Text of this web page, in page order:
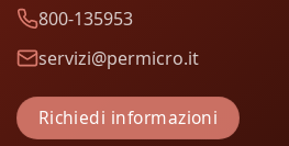
800-135953
servizi@permicro.it
Richiedi informazioni